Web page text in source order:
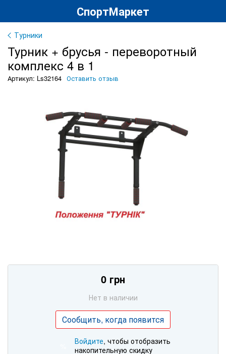
СпортМаркет
Турники
Турник + брусья - переворотный
комплекс 4 в 1
Артикул: Ls32164 Оставить отзыв
0 грн
Нет в наличии
Сообщить, когда появится
Войдите, чтобы отобразить
накопительную скидку